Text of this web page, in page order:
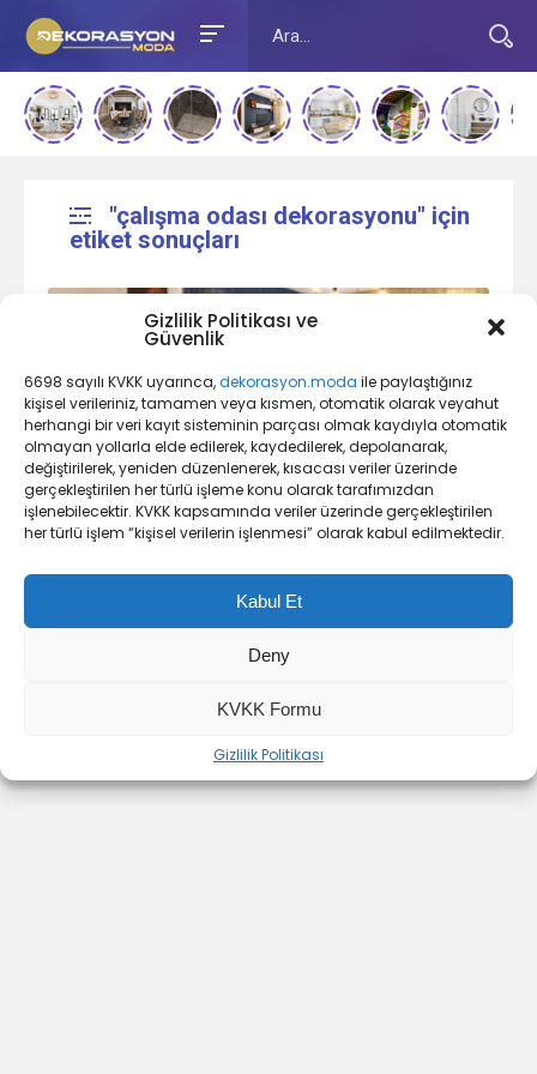
Gizlilik Politikası ve
Güvenlik
6698 sayılı KVKK uyarınca,dekorasyon.moda ile paylaştığınız
kişisel verileriniz, tamamen veya kısmen, otomatik olarak veyahut
herhangi bir veri kayıt sisteminin parçası olmak kaydıyla otomatik
olmayan yollarla elde edilerek, kaydedilerek, depolanarak,
değiştirilerek, yeniden düzenlenerek, kısacası veriler üzerinde
gerçekleştirilen her türlü işleme konu olarak tarafımızdan
işlenebilecektir. KVKK kapsamında veriler üzerinde gerçekleştirilen
her türlü işlem “kişisel verilerin işlenmesi” olarak kabul edilmektedir.
Kabul Et
Deny
KVKK Formu
Gizlilik Politikası
"çalışma odası dekorasyonu" için
etiket sonuçları
Oda Dekorasyonu Nedir?